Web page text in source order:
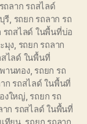
ถลาก รถสไลด์
รี, รถยก รถลาก รถ
รถสไลด์ ในพื้นที่บ่อ
มุง, รถยก รถลาก
สไลด์ ในพื้นที่
านทอง, รถยก รถ
ก รถสไลด์ ในพื้นที่
งใหญ่, รถยก รถ
าก รถสไลด์ ในพื้นที่